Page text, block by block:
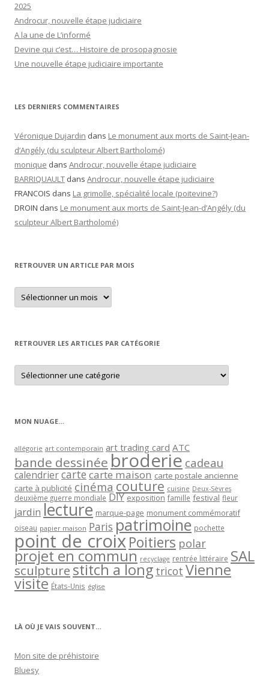
2025
Androcur, nouvelle étape judiciaire
A la une de L’informé
Devine qui c’est… Histoire de prosopagnosie
Une nouvelle étape judiciaire importante
LES DERNIERS COMMENTAIRES
Véronique Dujardin dans Le monument aux morts de Saint-Jean-
d’Angély (du sculpteur Albert Bartholomé)
monique dans Androcur, nouvelle étape judiciaire
BARRIQUAULT dans Androcur, nouvelle étape judiciaire
FRANCOIS dans La grimolle, spécialité locale (poitevine?)
DROIN dans Le monument aux morts de Saint-Jean-d’Angély (du
sculpteur Albert Bartholomé)
RETROUVER UN ARTICLE PAR MOIS
Retrouver
un
article
RETROUVER LES ARTICLES PAR CATÉGORIE
Retrouver
les
articles
MON NUAGE…
allégorie art contemporain art trading card ATC
bande dessinée broderie cadeau
calendriercartecarte maison carte postale ancienne
carte à publicité cinéma couture cuisine Deux-Sèvres
deuxième guerre mondiale DIY exposition famille festival fleur
jardin lecture marque-page monument commémoratif
oiseau papier maison Paris patrimoine pochette
point de croixPoitiers polar
projet en commun recyclage rentrée littéraire SAL
sculpturestitch a long tricot Vienne
visite États-Unis église
LÀ OÙ JE VAIS SOUVENT…
Mon site de préhistoire
Bluesy